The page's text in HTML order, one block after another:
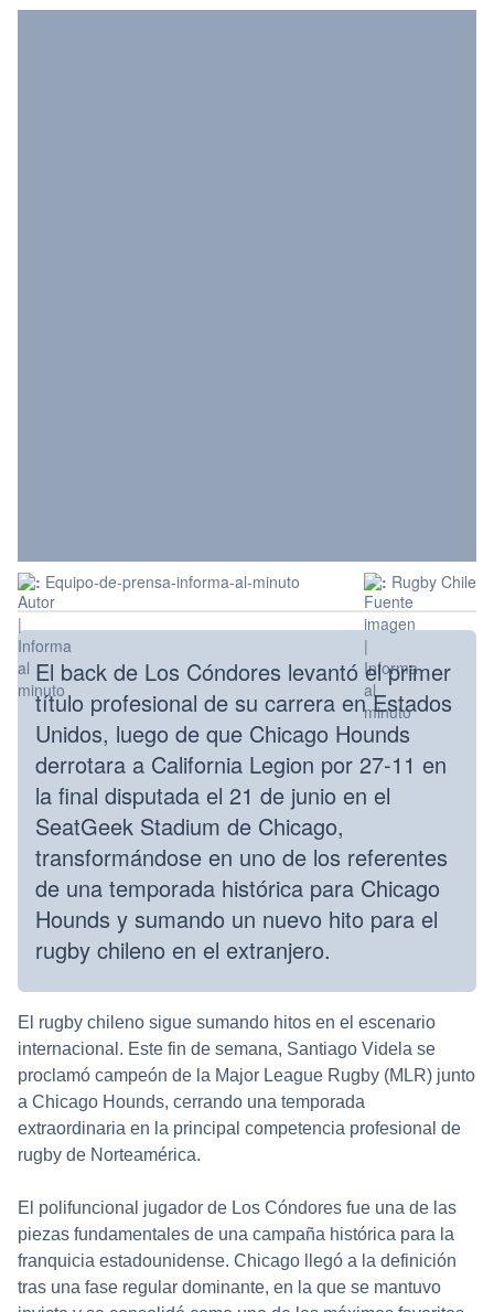
: Equipo-de-prensa-informa-al-minuto : Rugby Chile
El back de Los Cóndores levantó el primer
título profesional de su carrera en Estados
Unidos, luego de que Chicago Hounds
derrotara a California Legion por 27-11 en
la final disputada el 21 de junio en el
SeatGeek Stadium de Chicago,
transformándose en uno de los referentes
de una temporada histórica para Chicago
Hounds y sumando un nuevo hito para el
rugby chileno en el extranjero.
El rugby chileno sigue sumando hitos en el escenario
internacional. Este fin de semana, Santiago Videla se
proclamó campeón de la Major League Rugby (MLR) junto
a Chicago Hounds, cerrando una temporada
extraordinaria en la principal competencia profesional de
rugby de Norteamérica.
El polifuncional jugador de Los Cóndores fue una de las
piezas fundamentales de una campaña histórica para la
franquicia estadounidense. Chicago llegó a la definición
tras una fase regular dominante, en la que se mantuvo